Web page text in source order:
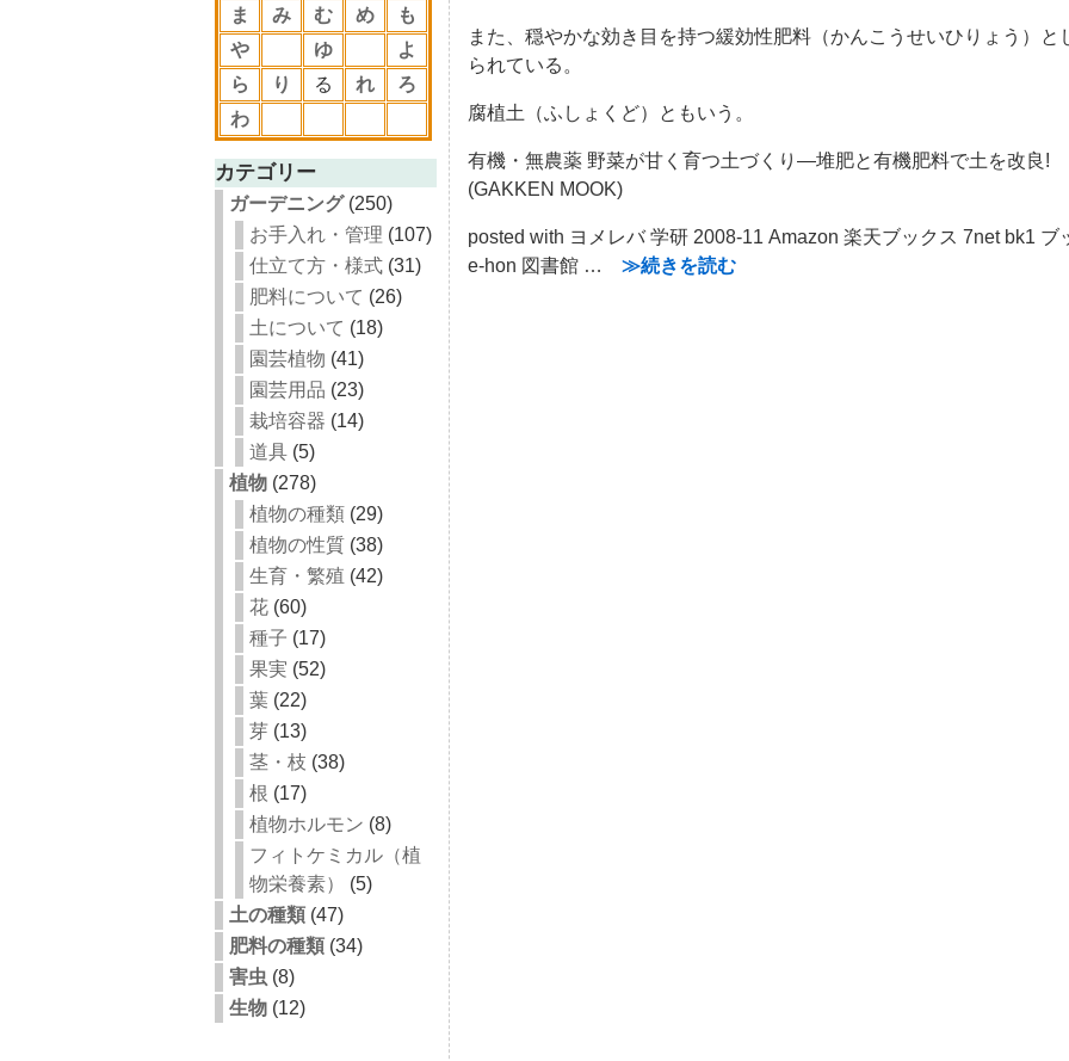
ま
み む め
も
や
ゆ
よ
ら
り る れ
ろ
わ
カテゴリー
ガーデニング(250)
お手入れ・管理 (107)
仕立て方・様式 (31)
肥料について (26)
土について (18)
園芸植物 (41)
園芸用品 (23)
栽培容器 (14)
道具 (5)
植物 (278)
植物の種類 (29)
植物の性質 (38)
生育・繁殖 (42)
花 (60)
種子 (17)
果実 (52)
葉 (22)
芽 (13)
茎・枝 (38)
根 (17)
植物ホルモン (8)
フィトケミカル（植
物栄養素）
(5)
土の種類 (47)
肥料の種類 (34)
害虫 (8)
生物 (12)
また、穏やかな効き目を持つ緩効性肥料（かんこうせいひりょう）と
られている。
腐植土（ふしょくど）ともいう。
有機・無農薬 野菜が甘く育つ土づくり―堆肥と有機肥料で土を改良!
(GAKKEN MOOK)
posted with ヨメレバ 学研 2008-11 Amazon 楽天ブックス 7net bk1 ブ
e-hon 図書館 … ≫続きを読む